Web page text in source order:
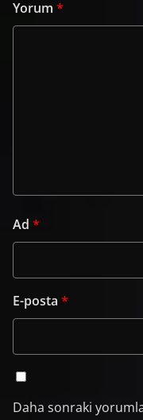
Yorum *
Ad *
E-posta *
Daha sonraki